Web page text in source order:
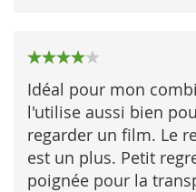
80%
Idéal pour mon
l'utilise aussi bien
regarder un film. Le
est un plus. Petit
poignée pour la